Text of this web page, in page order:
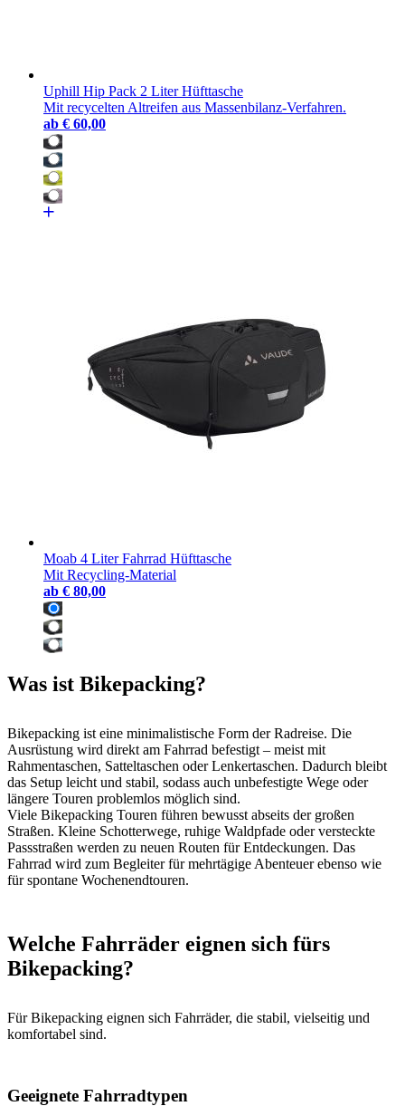
Uphill Hip Pack 2 Liter Hüfttasche
Mit recycelten Altreifen aus Massenbilanz-Verfahren.
ab € 60,00
Moab 4 Liter Fahrrad Hüfttasche
Mit Recycling-Material
ab € 80,00
Was ist Bikepacking?
Bikepacking ist eine minimalistische Form der Radreise. Die
Ausrüstung wird direkt am Fahrrad befestigt – meist mit
Rahmentaschen, Satteltaschen oder Lenkertaschen. Dadurch bleibt
das Setup leicht und stabil, sodass auch unbefestigte Wege oder
längere Touren problemlos möglich sind.
Viele Bikepacking Touren führen bewusst abseits der großen
Straßen. Kleine Schotterwege, ruhige Waldpfade oder versteckte
Passstraßen werden zu neuen Routen für Entdeckungen. Das
Fahrrad wird zum Begleiter für mehrtägige Abenteuer ebenso wie
für spontane Wochenendtouren.
Welche Fahrräder eignen sich fürs
Bikepacking?
Für Bikepacking eignen sich Fahrräder, die stabil, vielseitig und
komfortabel sind.
Geeignete Fahrradtypen